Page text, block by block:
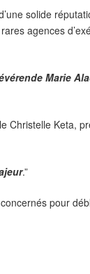
solide
agences
Marie
Keta,
.”
pour